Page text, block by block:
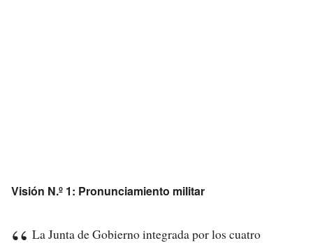
Visión N.º 1: Pronunciamiento militar
La Junta de Gobierno integrada por los cuatro